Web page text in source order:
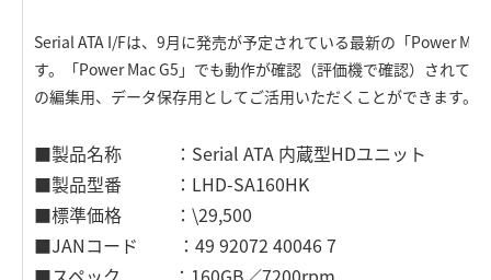
Serial ATA I/Fは、9月に発売が予定されている最新の「Power
す。「Power Mac G5」でも動作が確認（評価機で確認）されて
の編集用、データ保存用としてご活用いただくことができます。
■製品名称 ：Serial ATA 内蔵型HDユニット
■製品型番 ：LHD-SA160HK
■標準価格 ：\29,500
■JANコード ：49 92072 40046 7